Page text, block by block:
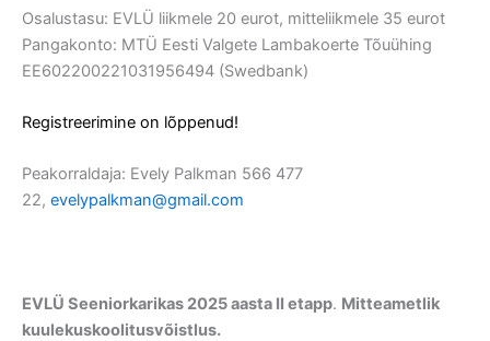
Osalustasu: EVLÜ liikmele 20 eurot, mitteliikmele 35 eurot
Pangakonto: MTÜ Eesti Valgete Lambakoerte Tõuühing
EE602200221031956494 (Swedbank)
Registreerimine on lõppenud!
Peakorraldaja: Evely Palkman 566 477
22, evelypalkman@gmail.com
EVLÜ Seeniorkarikas 2025 aasta II etapp. Mitteametlik
kuulekuskoolitusvõistlus.